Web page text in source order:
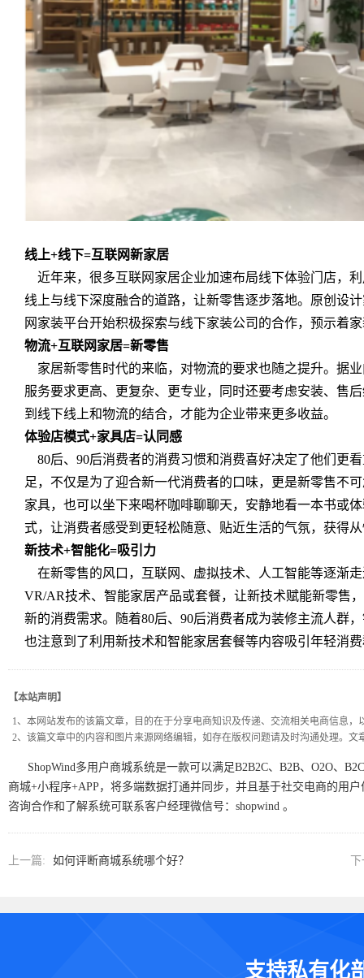
线上+线下=互联网新家居
近年来，很多互联网家居企业加速布局线下体验门店，
线上与线下深度融合的道路，让新零售逐步落地。原创设
网家装平台开始积极探索与线下家装公司的合作，预示着
物流+互联网家居=新零售
家居新零售时代的来临，对物流的要求也随之提升。据
服务要求更高、更复杂、更专业，同时还要考虑安装、售
到线下线上和物流的结合，才能为企业带来更多收益。
体验店模式+家具店=认同感
80后、90后消费者的消费习惯和消费喜好决定了他们更
足，不仅是为了迎合新一代消费者的口味，更是新零售不
家具，也可以坐下来喝杯咖啡聊聊天，安静地看一本书或
式，让消费者感受到更轻松随意、贴近生活的气氛，获得
新技术+智能化=吸引力
在新零售的风口，互联网、虚拟技术、人工智能等逐渐
VR/AR技术、智能家居产品或套餐，让新技术赋能新零售
新的消费需求。随着80后、90后消费者成为装修主流人群
也注意到了利用新技术和智能家居套餐等内容吸引年轻消
【本站声明】
1、本网站发布的该篇文章，目的在于分享电商知识及传递、交流相关电商信息
2、该篇文章中的内容和图片来源网络编辑，如存在版权问题请及时沟通处理。
ShopWind多用户商城系统是一款可以满足B2B2C、B2B、O2O、
商城+小程序+APP，将多端数据打通并同步，并且基于社交电商的用
咨询合作和了解系统可联系客户经理微信号：shopwind 。
上一篇: 如何评断商城系统哪个好？
支持私有化